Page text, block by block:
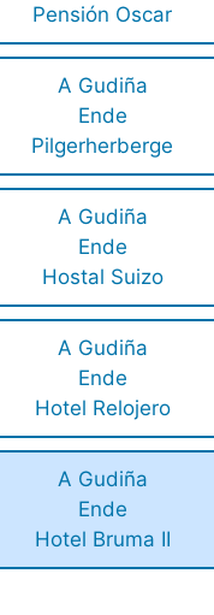
Pensión Oscar
A Gudiña
Ende
Pilgerherberge
A Gudiña
Ende
Hostal Suizo
A Gudiña
Ende
Hotel Relojero
A Gudiña
Ende
Hotel Bruma II